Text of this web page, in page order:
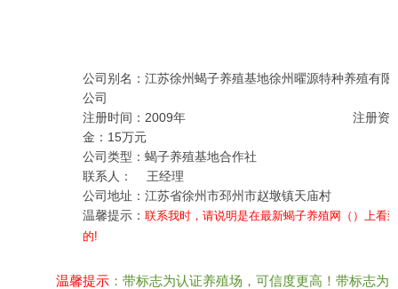
公司别名：江苏徐州蝎子养殖基地徐州曜源特种养殖有限
公司
注册时间：2009年 注册资
金：15万元
公司类型：蝎子养殖基地合作社
联系人： 王经理
公司地址：江苏省徐州市邳州市赵墩镇天庙村
温馨提示： 联系我时，请说明是在最新蝎子养殖网（）上看到
的!
温馨提示：带标志为认证养殖场，可信度更高！带标志为